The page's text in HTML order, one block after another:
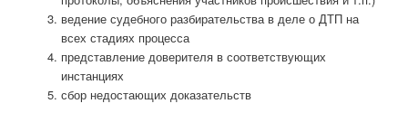
ведение судебного разбирательства в деле о ДТП на
всех стадиях процесса
представление доверителя в соответствующих
инстанциях
сбор недостающих доказательств